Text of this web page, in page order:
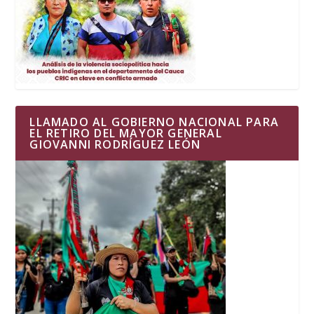
LLAMADO AL GOBIERNO NACIONAL PARA
EL RETIRO DEL MAYOR GENERAL
GIOVANNI RODRÍGUEZ LEÓN